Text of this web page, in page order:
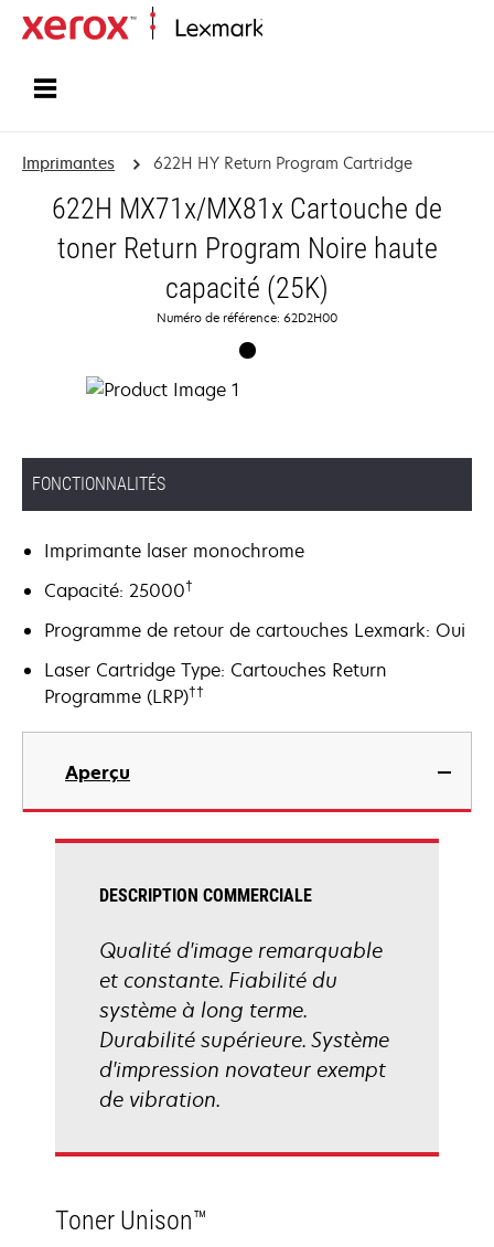
Imprimantes 622H HY Return Program Cartridge
622H MX71x/MX81x Cartouche de
toner Return Program Noire haute
capacité (25K)
Numéro de référence: 62D2H00
FONCTIONNALITÉS
Imprimante laser monochrome
Capacité: 25000†
Programme de retour de cartouches Lexmark: Oui
Laser Cartridge Type: Cartouches Return
Programme (LRP)††
Aperçu
DESCRIPTION COMMERCIALE
Qualité d'image remarquable
et constante. Fiabilité du
système à long terme.
Durabilité supérieure. Système
d'impression novateur exempt
de vibration.
Toner Unison™